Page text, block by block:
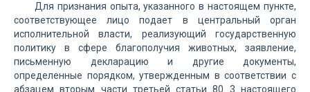
Для признания опыта, указанного в настоящем пункте,
соответствующее лицо подает в центральный орган
исполнительной власти, реализующий государственную
политику в сфере благополучия животных, заявление,
письменную декларацию и другие документы,
определенные порядком, утвержденным в соответствии с
абзацем вторым части третьей статьи 80 3 настоящего